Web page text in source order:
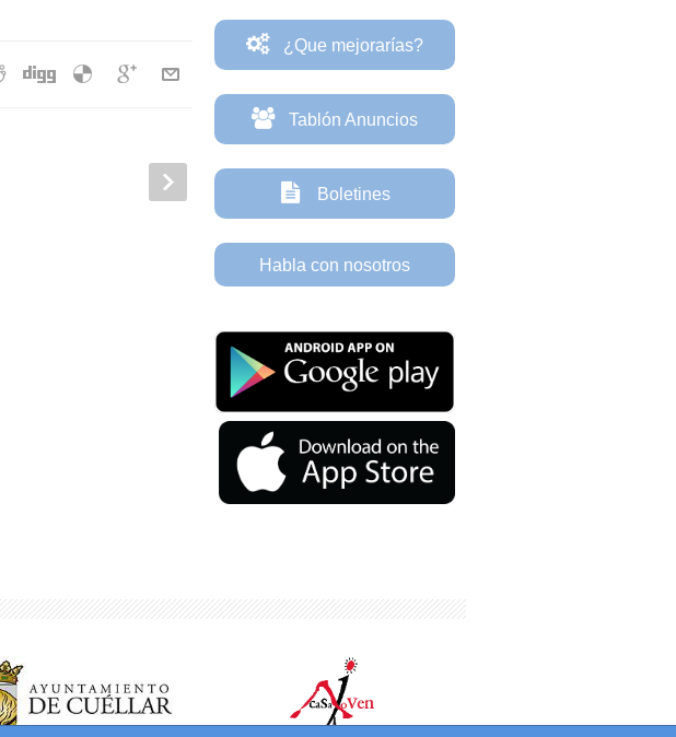
¿Que mejorarías?
Tablón Anuncios
Boletines
Habla con nosotros